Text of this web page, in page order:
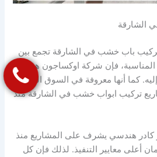
الشارقة
باب خشب في الشارقة تجمع بين
المناسبة، فإن شركة اوكساجون هي
كما أنها معروفة في السوق المحلي
تركيب ابواب خشب في الشارقة منذ
كادر هندسي يشرف على المشاريع منذ
أعلى معايير التنفيذ. لذلك فإن كل